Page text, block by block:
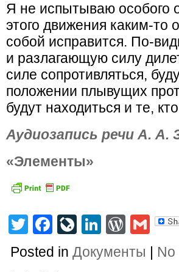
Я не испытываю особого
этого движения каким-
собой исправится. По-
и разлагающую силу
силе сопротивляться,
положении плывущих
будут находиться и те,
Аудиозапись речи А. А.
«Элементы»
Twitter
Facebook
LiveJournal
LinkedIn
Posted inДокументы No